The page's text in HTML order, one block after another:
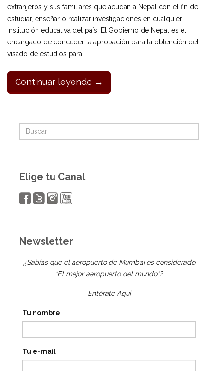
extranjeros y sus familiares que acudan a Nepal con el fin de
estudiar, enseñar o realizar investigaciones en cualquier
institución educativa del país. El Gobierno de Nepal es el
encargado de conceder la aprobación para la obtención del
visado de estudios para
Continuar leyendo →
Elige tu Canal
Newsletter
¿Sabías que el aeropuerto de Mumbai es considerado
“El mejor aeropuerto del mundo”?
Entérate Aquí
Tu nombre
Tu e-mail